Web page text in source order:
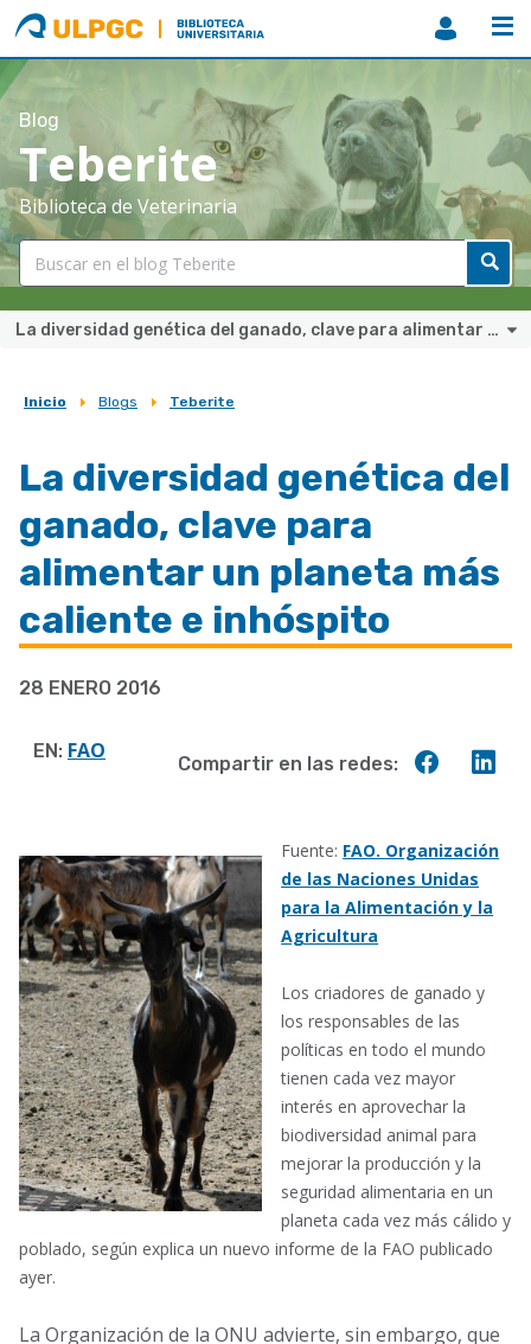
ULPGC
Biblioteca
ULPGC
Blog
Teberite
Biblioteca de Veterinaria
La diversidad genética del ganado, clave para alimentar un planeta más caliente e inhóspito
Sobrescribir
de
ayuda
a
navegación
Inicio Blogs Teberite
La diversidad genética del
ganado, clave para
alimentar un planeta más
caliente e inhóspito
28 ENERO 2016
Compartir en las redes:
EN: FAO
Fuente: FAO. Organización
de las Naciones Unidas
para la Alimentación y la
Agricultura
Los criadores de ganado y
los responsables de las
políticas en todo el mundo
tienen cada vez mayor
interés en aprovechar la
biodiversidad animal para
mejorar la producción y la
seguridad alimentaria en un
planeta cada vez más cálido y
poblado, según explica un nuevo informe de la FAO publicado
ayer.
La Organización de la ONU advierte, sin embargo, que